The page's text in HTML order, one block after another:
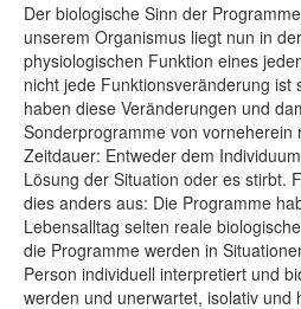
Der biologische Sinn der
unserem Organismus liegt nun in
physiologischen Funktion eines
nicht jede Funktionsveränderung ist
haben diese Veränderungen und
Sonderprogramme von vorneherein
Zeitdauer: Entweder dem
Lösung der Situation oder es stirbt.
dies anders aus: Die Programme
Lebensalltag selten reale
die Programme werden in
Person individuell interpretiert und
werden und unerwartet, isolativ und